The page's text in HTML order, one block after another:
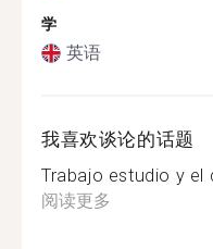
学
英语
我喜欢谈论的话题
Trabajo estudio y el
阅读更多